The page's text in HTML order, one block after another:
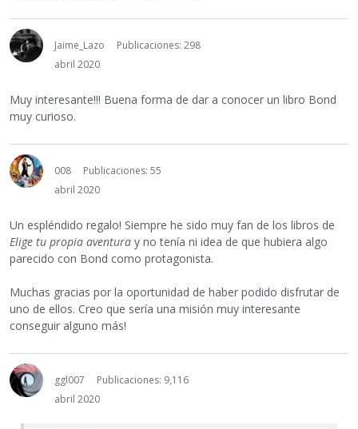
Jaime_Lazo
Publicaciones: 298
abril 2020
Muy interesante!!! Buena forma de dar a conocer un libro Bond
muy curioso.
008
Publicaciones: 55
abril 2020
Un espléndido regalo! Siempre he sido muy fan de los libros de
Elige tu propia aventura y no tenía ni idea de que hubiera algo
parecido con Bond como protagonista.
Muchas gracias por la oportunidad de haber podido disfrutar de
uno de ellos. Creo que sería una misión muy interesante
conseguir alguno más!
ggl007
Publicaciones: 9,116
abril 2020